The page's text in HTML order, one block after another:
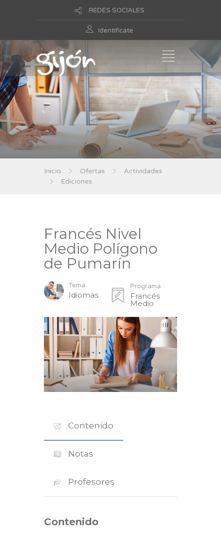
REDES SOCIALES
Identificate
Inicio Ofertas
Actividades
Ediciones
Francés Nivel
Medio Polígono
de Pumarín
Tema
Idiomas
Programa
Francés
Medio
Contenido
Notas
Profesores
Contenido